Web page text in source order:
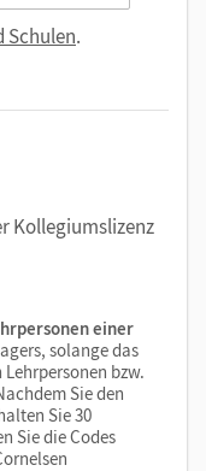
Schulen.
Kollegiumslizenz
einer
solange das
bzw.
Sie den
Sie 30
Sie die Codes